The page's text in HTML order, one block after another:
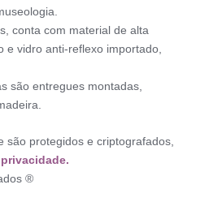
conta com material de alta
e vidro anti-reflexo importado,
são entregues montadas,
são protegidos e criptografados,
®